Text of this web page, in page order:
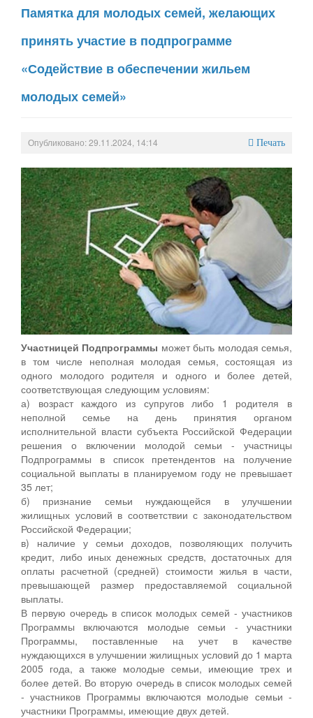
Памятка для молодых семей, желающих
принять участие в подпрограмме
«Содействие в обеспечении жильем
молодых семей»
Опубликовано: 29.11.2024, 14:14 Печать
Участницей Подпрограммы может быть молодая семья,
в том числе неполная молодая семья, состоящая из
одного молодого родителя и одного и более детей,
соответствующая следующим условиям:
а) возраст каждого из супругов либо 1 родителя в
неполной семье на день принятия органом
исполнительной власти субъекта Российской Федерации
решения о включении молодой семьи - участницы
Подпрограммы в список претендентов на получение
социальной выплаты в планируемом году не превышает
35 лет;
б) признание семьи нуждающейся в улучшении
жилищных условий в соответствии с законодательством
Российской Федерации;
в) наличие у семьи доходов, позволяющих получить
кредит, либо иных денежных средств, достаточных для
оплаты расчетной (средней) стоимости жилья в части,
превышающей размер предоставляемой социальной
выплаты.
В первую очередь в список молодых семей - участников
Программы включаются молодые семьи - участники
Программы, поставленные на учет в качестве
нуждающихся в улучшении жилищных условий до 1 марта
2005 года, а также молодые семьи, имеющие трех и
более детей. Во вторую очередь в список молодых семей
- участников Программы включаются молодые семьи -
участники Программы, имеющие двух детей.